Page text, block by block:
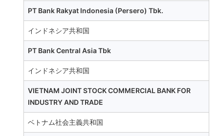
PT Bank Rakyat Indonesia (Persero) Tbk.
インドネシア共和国
PT Bank Central Asia Tbk
インドネシア共和国
VIETNAM JOINT STOCK COMMERCIAL BANK FOR
INDUSTRY AND TRADE
ベトナム社会主義共和国